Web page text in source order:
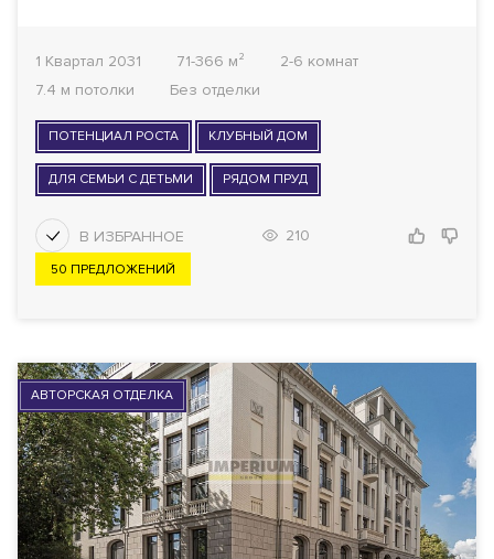
1 Квартал 2031 71-366 м²
2-6 комнат
7.4 м потолки
Без отделки
ПОТЕНЦИАЛ РОСТА КЛУБНЫЙ ДОМ
ДЛЯ СЕМЬИ С ДЕТЬМИ РЯДОМ ПРУД
210
50 ПРЕДЛОЖЕНИЙ
АВТОРСКАЯ ОТДЕЛКА